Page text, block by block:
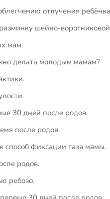
отлучения
шейно-
мам.
делать молодым мамам?
30 дней после родов.
после родов.
способ фиксации таза мамы.
родов.
ребозо.